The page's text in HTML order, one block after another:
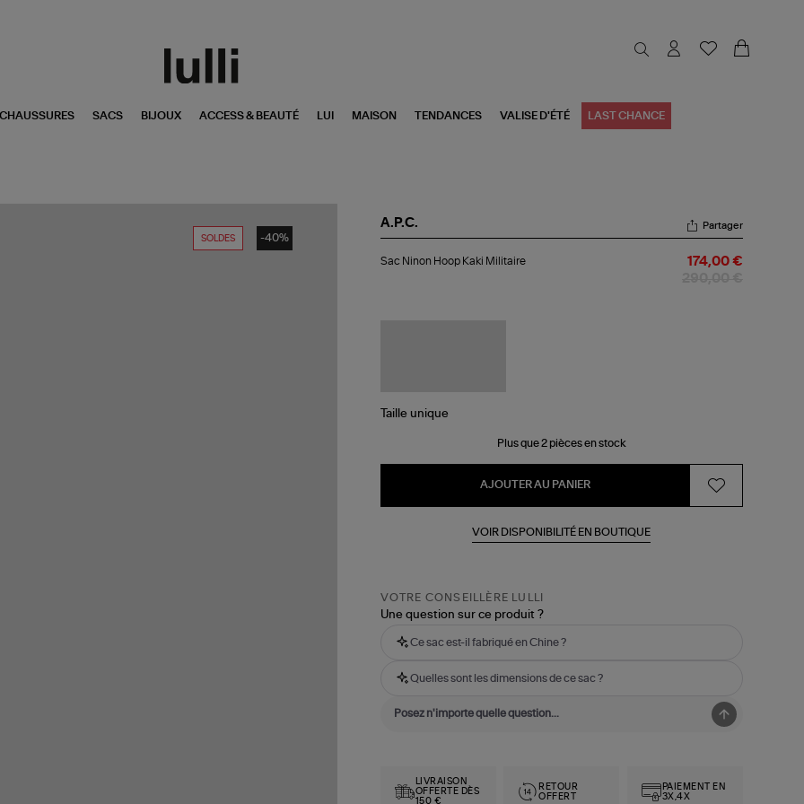
CHAUSSURES SACS BIJOUX ACCESS & BEAUTÉ LUI MAISON TENDANCES VALISE D'ÉTÉ LAST CHANCE
SOLDES -40%
A.P.C.
Ninon
Partager
Sac Ninon Hoop Kaki Militaire 174,00 €
Taille unique
Plus que 2 pièces en stock
AJOUTER AU PANIER
VOIR DISPONIBILITÉ EN BOUTIQUE
VOTRE CONSEILLÈRE LULLI
Une question sur ce produit ?
Ce sac est-il fabriqué en Chine ?
Quelles sont les dimensions de ce sac ?
LIVRAISON
OFFERTE DÈS
150 €
RETOUR
OFFERT
PAIEMENT EN
3X,4X